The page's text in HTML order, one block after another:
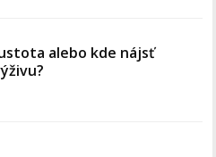
alebo kde nájsť